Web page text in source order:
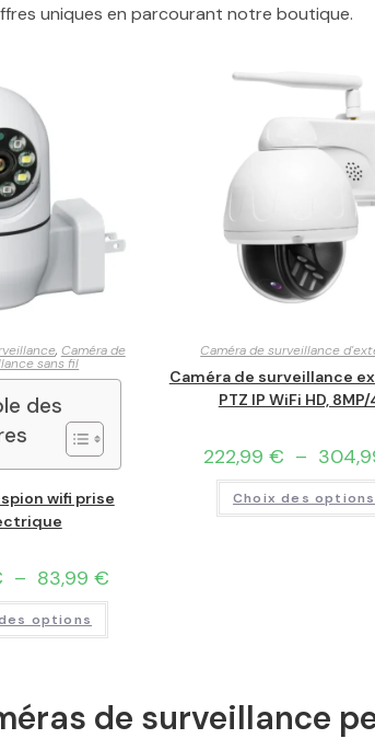
uniques en parcourant notre boutique.
, Caméra de
sans fil
des
wifi prise
– 83,99€
options
Caméra de surveillance
Caméra de surveillance
PTZ IP WiFi HD, 8MP/
222,99€ –
Choix des options
de surveillance